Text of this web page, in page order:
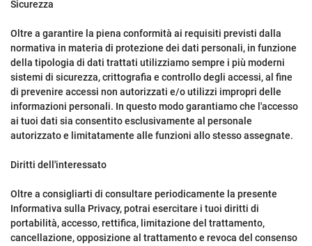
Sicurezza
Oltre a garantire la piena conformità ai requisiti previsti dalla
normativa in materia di protezione dei dati personali, in funzione
della tipologia di dati trattati utilizziamo sempre i più moderni
sistemi di sicurezza, crittografia e controllo degli accessi, al fine
di prevenire accessi non autorizzati e/o utilizzi impropri delle
informazioni personali. In questo modo garantiamo che l'accesso
ai tuoi dati sia consentito esclusivamente al personale
autorizzato e limitatamente alle funzioni allo stesso assegnate.
Diritti dell'interessato
Oltre a consigliarti di consultare periodicamente la presente
Informativa sulla Privacy, potrai esercitare i tuoi diritti di
portabilità, accesso, rettifica, limitazione del trattamento,
cancellazione, opposizione al trattamento e revoca del consenso